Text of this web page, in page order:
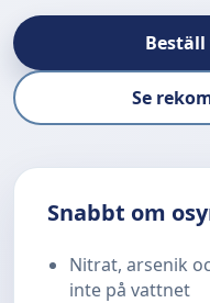
Se
Snabbt om
Nitrat, arsenik
inte på vattnet